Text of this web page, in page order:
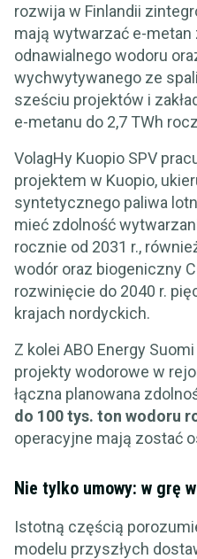
rozwija w Finlandii
mają wytwarzać e-
odnawialnego wodoru
wychwytywanego ze
sześciu projektów i
e-metanu do 2,7 TWh
VolagHy Kuopio SPV
projektem w Kuopio,
syntetycznego paliwa
mieć zdolność
rocznie od 2031 r.,
wodór oraz biogeniczny
rozwinięcie do 2040 r.
krajach nordyckich.
Z kolei ABO Energy
projekty wodorowe w
łączna planowana
do 100 tys. ton wodoru
operacyjne mają zostać
Nie tylko umowy: w grę
Istotną częścią
modelu przyszłych